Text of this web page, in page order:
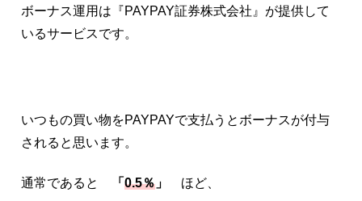
ボーナス運用は『PAYPAY証券株式会社』が提供して
いるサービスです。
いつもの買い物をPAYPAYで支払うとボーナスが付与
されると思います。
通常であると 「 0.5％ 」 ほど、